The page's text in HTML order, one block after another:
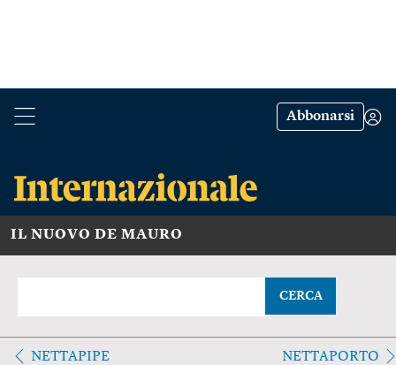
Abbonarsi
IL NUOVO DE MAURO
CERCA
NETTAPIPE NETTAPORTO